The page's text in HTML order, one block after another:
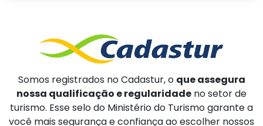
Somos registrados no Cadastur, o que assegura
nossa qualificação e regularidade no setor de
turismo. Esse selo do Ministério do Turismo garante a
você mais segurança e confiança ao escolher nossos